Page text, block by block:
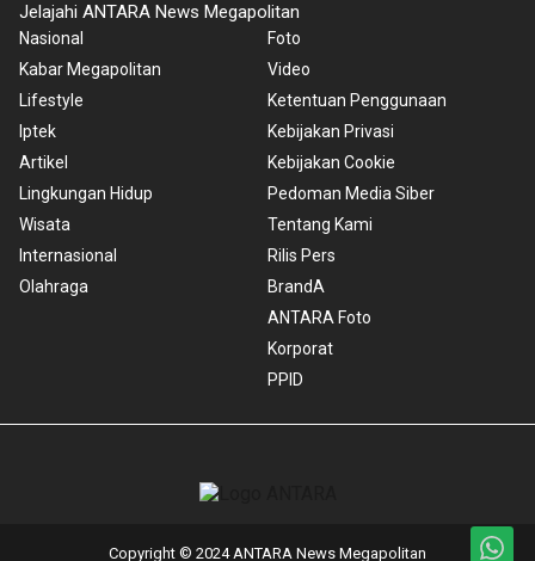
Jelajahi ANTARA News Megapolitan
Nasional
Kabar Megapolitan
Lifestyle
Iptek
Artikel
Lingkungan Hidup
Wisata
Internasional
Olahraga
Foto
Video
Ketentuan Penggunaan
Kebijakan Privasi
Kebijakan Cookie
Pedoman Media Siber
Tentang Kami
Rilis Pers
BrandA
ANTARA Foto
Korporat
PPID
Copyright © 2024 ANTARA News Megapolitan